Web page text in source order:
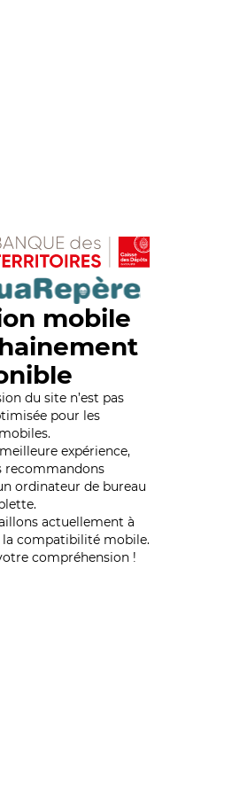
mobile
du site n’est pas
pour les
expérience,
recommandons
ordinateur de bureau
actuellement à
compatibilité mobile.
compréhension !